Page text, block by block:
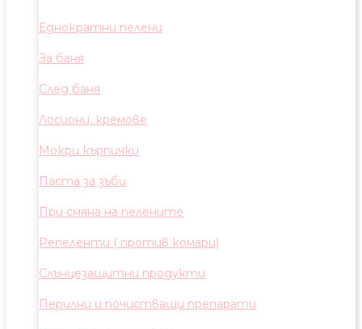
Еднократни пелени
За баня
След баня
Лосиони, кремове
Мокри кърпички
Паста за зъби
При смяна на пелените
Репеленти ( против комари)
Слънцезащитни продукти
Перилни и почистващи препарати